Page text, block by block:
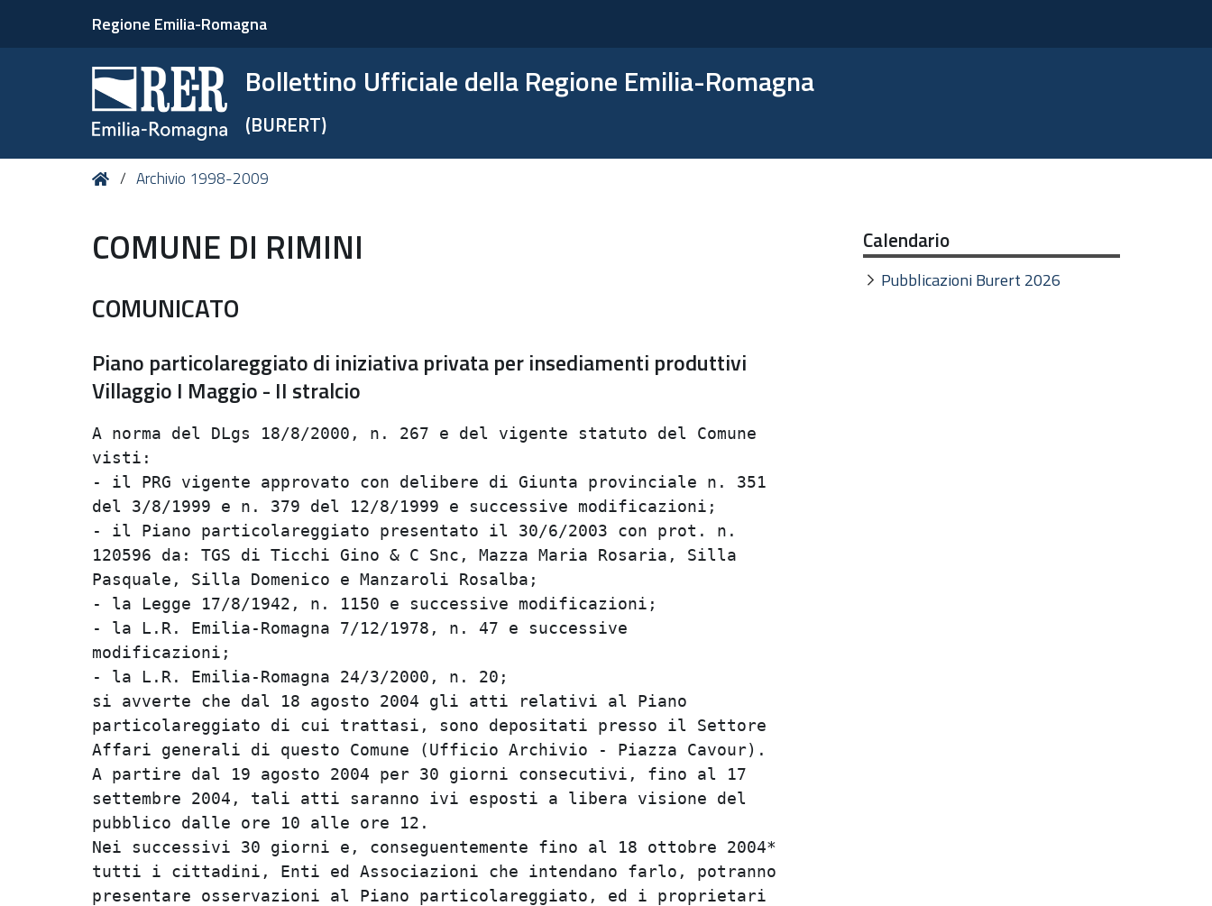
Regione Emilia-Romagna
Bollettino Ufficiale della Regione Emilia-Romagna
(BURERT)
Tu HomeArchivio 1998-2009
COMUNE DI RIMINI
COMUNICATO
Piano particolareggiato di iniziativa privata per insediamenti produttivi
Villaggio I Maggio - II stralcio
A norma del DLgs 18/8/2000, n. 267 e del vigente statuto del Comune
visti:
- il PRG vigente approvato con delibere di Giunta provinciale n. 351
del 3/8/1999 e n. 379 del 12/8/1999 e successive modificazioni;
- il Piano particolareggiato presentato il 30/6/2003 con prot. n.
120596 da: TGS di Ticchi Gino & C Snc, Mazza Maria Rosaria, Silla
Pasquale, Silla Domenico e Manzaroli Rosalba;
- la Legge 17/8/1942, n. 1150 e successive modificazioni;
- la L.R. Emilia-Romagna 7/12/1978, n. 47 e successive
modificazioni;
- la L.R. Emilia-Romagna 24/3/2000, n. 20;
si avverte che dal 18 agosto 2004 gli atti relativi al Piano
particolareggiato di cui trattasi, sono depositati presso il Settore
Affari generali di questo Comune (Ufficio Archivio - Piazza Cavour).
A partire dal 19 agosto 2004 per 30 giorni consecutivi, fino al 17
settembre 2004, tali atti saranno ivi esposti a libera visione del
pubblico dalle ore 10 alle ore 12.
Nei successivi 30 giorni e, conseguentemente fino al 18 ottobre 2004*
tutti i cittadini, Enti ed Associazioni che intendano farlo, potranno
presentare osservazioni al Piano particolareggiato, ed i proprietari
Calendario
Pubblicazioni Burert 2026